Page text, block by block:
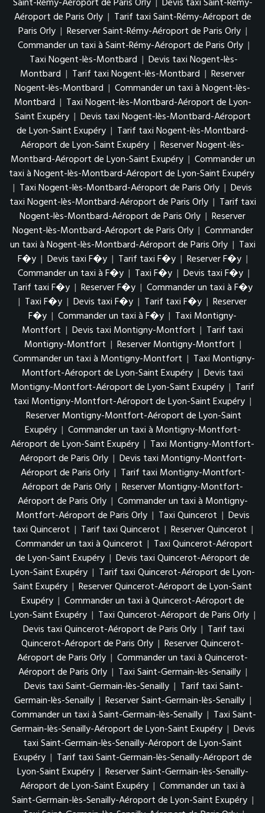
Saint-Rémy-Aéroport de Paris Orly | Devis taxi Saint-Rémy-
Aéroport de Paris Orly | Tarif taxi Saint-Rémy-Aéroport de
Paris Orly | Reserver Saint-Rémy-Aéroport de Paris Orly |
Commander un taxi à Saint-Rémy-Aéroport de Paris Orly |
Taxi Nogent-lès-Montbard | Devis taxi Nogent-lès-
Montbard | Tarif taxi Nogent-lès-Montbard | Reserver
Nogent-lès-Montbard | Commander un taxi à Nogent-lès-
Montbard | Taxi Nogent-lès-Montbard-Aéroport de Lyon-
Saint Exupéry | Devis taxi Nogent-lès-Montbard-Aéroport
de Lyon-Saint Exupéry | Tarif taxi Nogent-lès-Montbard-
Aéroport de Lyon-Saint Exupéry | Reserver Nogent-lès-
Montbard-Aéroport de Lyon-Saint Exupéry | Commander un
taxi à Nogent-lès-Montbard-Aéroport de Lyon-Saint Exupéry
| Taxi Nogent-lès-Montbard-Aéroport de Paris Orly | Devis
taxi Nogent-lès-Montbard-Aéroport de Paris Orly | Tarif taxi
Nogent-lès-Montbard-Aéroport de Paris Orly | Reserver
Nogent-lès-Montbard-Aéroport de Paris Orly | Commander
un taxi à Nogent-lès-Montbard-Aéroport de Paris Orly | Taxi
F�y | Devis taxi F�y | Tarif taxi F�y | Reserver F�y |
Commander un taxi à F�y | Taxi F�y | Devis taxi F�y |
Tarif taxi F�y | Reserver F�y | Commander un taxi à F�y
| Taxi F�y | Devis taxi F�y | Tarif taxi F�y | Reserver
F�y | Commander un taxi à F�y | Taxi Montigny-
Montfort | Devis taxi Montigny-Montfort | Tarif taxi
Montigny-Montfort | Reserver Montigny-Montfort |
Commander un taxi à Montigny-Montfort | Taxi Montigny-
Montfort-Aéroport de Lyon-Saint Exupéry | Devis taxi
Montigny-Montfort-Aéroport de Lyon-Saint Exupéry | Tarif
taxi Montigny-Montfort-Aéroport de Lyon-Saint Exupéry |
Reserver Montigny-Montfort-Aéroport de Lyon-Saint
Exupéry | Commander un taxi à Montigny-Montfort-
Aéroport de Lyon-Saint Exupéry | Taxi Montigny-Montfort-
Aéroport de Paris Orly | Devis taxi Montigny-Montfort-
Aéroport de Paris Orly | Tarif taxi Montigny-Montfort-
Aéroport de Paris Orly | Reserver Montigny-Montfort-
Aéroport de Paris Orly | Commander un taxi à Montigny-
Montfort-Aéroport de Paris Orly | Taxi Quincerot | Devis
taxi Quincerot | Tarif taxi Quincerot | Reserver Quincerot |
Commander un taxi à Quincerot | Taxi Quincerot-Aéroport
de Lyon-Saint Exupéry | Devis taxi Quincerot-Aéroport de
Lyon-Saint Exupéry | Tarif taxi Quincerot-Aéroport de Lyon-
Saint Exupéry | Reserver Quincerot-Aéroport de Lyon-Saint
Exupéry | Commander un taxi à Quincerot-Aéroport de
Lyon-Saint Exupéry | Taxi Quincerot-Aéroport de Paris Orly |
Devis taxi Quincerot-Aéroport de Paris Orly | Tarif taxi
Quincerot-Aéroport de Paris Orly | Reserver Quincerot-
Aéroport de Paris Orly | Commander un taxi à Quincerot-
Aéroport de Paris Orly | Taxi Saint-Germain-lès-Senailly |
Devis taxi Saint-Germain-lès-Senailly | Tarif taxi Saint-
Germain-lès-Senailly | Reserver Saint-Germain-lès-Senailly |
Commander un taxi à Saint-Germain-lès-Senailly | Taxi Saint-
Germain-lès-Senailly-Aéroport de Lyon-Saint Exupéry | Devis
taxi Saint-Germain-lès-Senailly-Aéroport de Lyon-Saint
Exupéry | Tarif taxi Saint-Germain-lès-Senailly-Aéroport de
Lyon-Saint Exupéry | Reserver Saint-Germain-lès-Senailly-
Aéroport de Lyon-Saint Exupéry | Commander un taxi à
Saint-Germain-lès-Senailly-Aéroport de Lyon-Saint Exupéry |